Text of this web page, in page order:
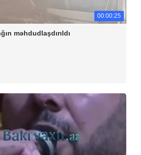
00:00:25
məhdudlaşdırıldı